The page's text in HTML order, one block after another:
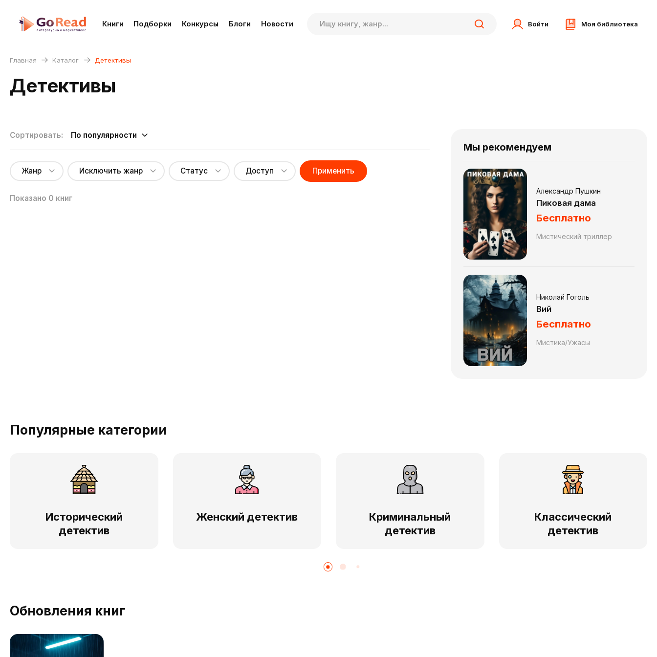
Книги Подборки Конкурсы Блоги Новости Войти Моя библиотека
Главная Каталог Детективы
Детективы
По популярности
Жанр Исключить жанр Статус Доступ
Показано 0 книг
Мы рекомендуем
Александр Пушкин
Пиковая дама
Бесплатно
Мистический триллер
Николай Гоголь
Вий
Бесплатно
Мистика/Ужасы
Популярные категории
Исторический
детектив
Женский детектив
Криминальный
детектив
Классический
детектив
Обновления книг